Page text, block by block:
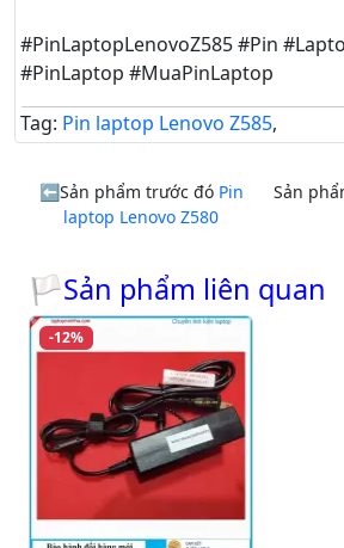
#PinLaptopLenovoZ585 #Pin
#PinLaptop #MuaPinLaptop
Tag: Pin laptop Lenovo Z585,
Sản phẩm trước đó Pin
laptop Lenovo Z580
Sản
🏳Sản phẩm liên quan
-12%